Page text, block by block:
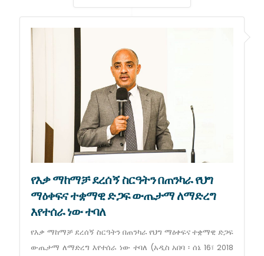
የእቃ ማከማቻ ደረሰኝ ስርዓትን በጠንካራ የህግ
ማዕቀፍና ተቋማዊ ድጋፍ ውጤታማ ለማድረግ
እየተሰራ ነው ተባለ
የእቃ ማከማቻ ደረሰኝ ስርዓትን በጠንካራ የህግ ማዕቀፍና ተቋማዊ ድጋፍ
ውጤታማ ለማድረግ እየተሰራ ነው ተባለ (አዲስ አበባ ፡ ሰኔ 16፣ 2018